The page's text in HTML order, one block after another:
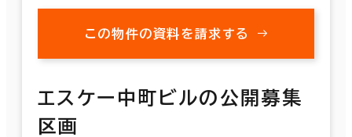
この物件の資料を請求する
エスケー中町ビルの公開募集
区画